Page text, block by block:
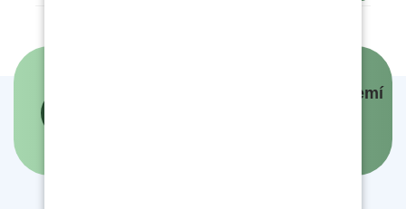
Panovníci a prezidenti českých zemí